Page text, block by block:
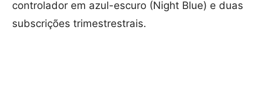
controlador em azul-escuro (Night Blue) e duas
subscrições trimestrestrais.